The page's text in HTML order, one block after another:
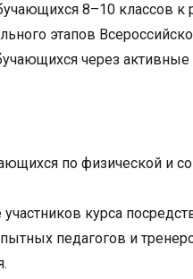
8–10 классов к
этапов
через
по физической и
курса
педагогов и